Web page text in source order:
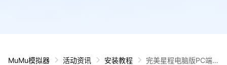
MuMu模拟器 活动资讯 安装教程
完美星程电脑版PC端